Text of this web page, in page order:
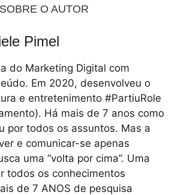
SOBRE O AUTOR
Pimel
do Marketing Digital com
Em 2020, desenvolveu o
e entretenimento #PartiuRole
Há mais de 7 anos como
por todos os assuntos. Mas a
e comunicar-se apenas
uma “volta por cima”. Uma
todos os conhecimentos
de 7 ANOS de pesquisa